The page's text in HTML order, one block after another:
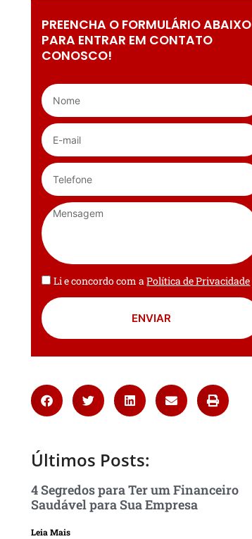
PREENCHA O FORMULÁRIO ABAIXO
PARA ENTRAR EM CONTATO
CONOSCO!
Li e concordo com aPolítica de Privacidade
ENVIAR
Últimos Posts:
4 Segredos para Ter um Financeiro
Saudável para Sua Empresa
Leia Mais